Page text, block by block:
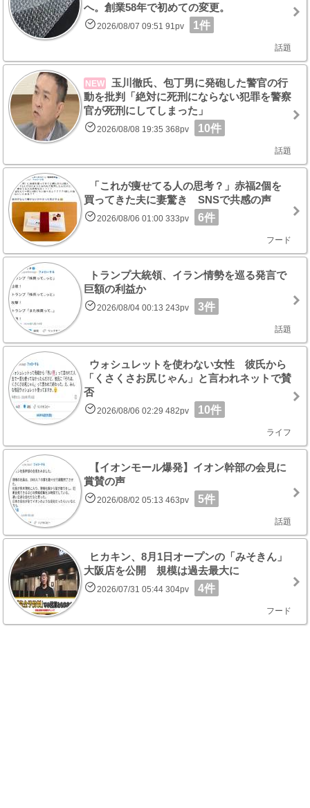
へ。創業58年で初めての変更。
2026/08/07 09:51 91pv 1件
話題
NEW
玉川徹氏、包丁男に発砲した警官の行
動を批判「絶対に死刑にならない犯罪を警察
官が死刑にしてしまった」
2026/08/08 19:35 368pv 10件
話題
「これが痩せてる人の思考？」赤福2個を
買ってきた夫に妻驚き SNSで共感の声
2026/08/06 01:00 333pv 6件
フード
トランプ大統領、イラン情勢を巡る発言で
巨額の利益か
2026/08/04 00:13 243pv 3件
話題
ウォシュレットを使わない女性 彼氏から
「くさくさお尻じゃん」と言われネットで賛
否
2026/08/06 02:29 482pv 10件
ライフ
【イオンモール爆発】イオン幹部の会見に
賞賛の声
2026/08/02 05:13 463pv 5件
話題
ヒカキン、8月1日オープンの「みそきん」
大阪店を公開 規模は過去最大に
2026/07/31 05:44 304pv 4件
フード